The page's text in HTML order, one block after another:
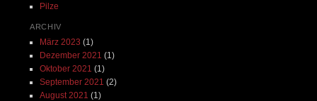
Pilze
ARCHIV
März 2023 (1)
Dezember 2021 (1)
Oktober 2021 (1)
September 2021 (2)
August 2021 (1)